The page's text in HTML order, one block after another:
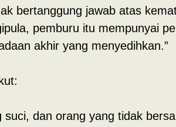
bertanggung jawab atas
pemburu itu mempunyai
akhir yang menyedihkan.”
dan orang yang tidak